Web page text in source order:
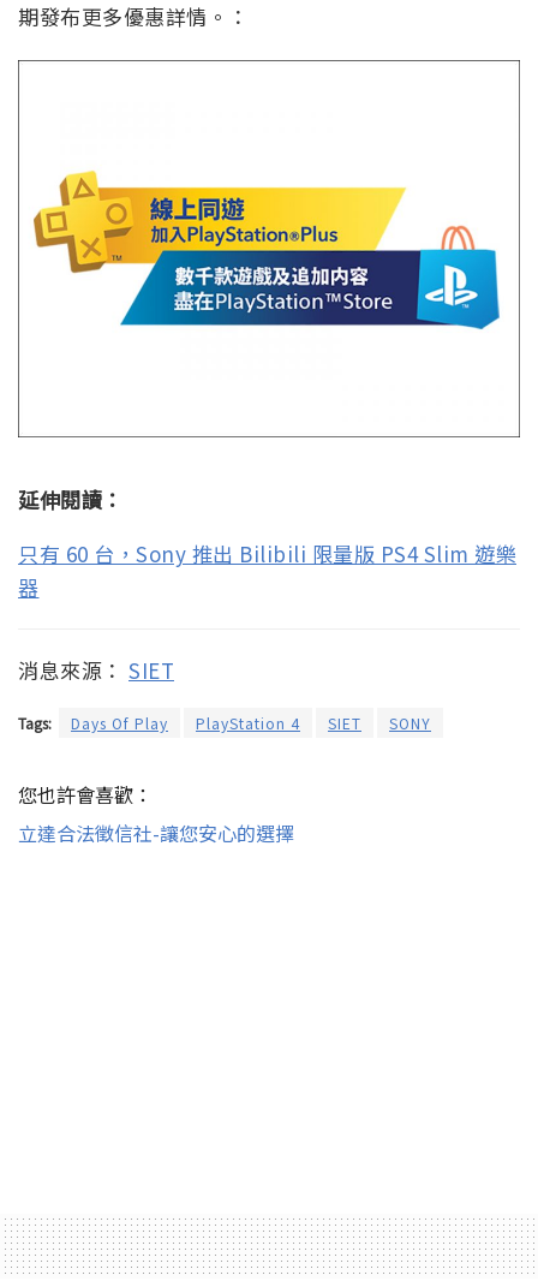
期發布更多優惠詳情。：
延伸閱讀：
只有 60 台，Sony 推出 Bilibili 限量版 PS4 Slim 遊樂
器
消息來源： SIET
Tags: Days Of Play PlayStation 4 SIET SONY
您也許會喜歡：
立達合法徵信社-讓您安心的選擇